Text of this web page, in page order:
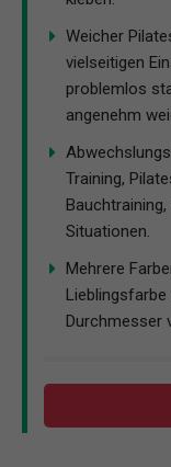
Weicher
vielseitigen
problemlos
angenehm
Training,
Situationen.
Mehrere
Lieblingsfarbe
Durchmesser